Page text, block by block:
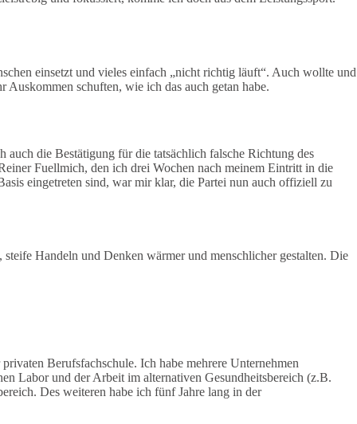
einsetzt und vieles einfach „nicht richtig läuft“. Auch wollte und
schuften, wie ich das auch getan habe.
die Bestätigung für die tatsächlich falsche Richtung des
Fuellmich, den ich drei Wochen nach meinem Eintritt in die
eingetreten sind, war mir klar, die Partei nun auch offiziell zu
Handeln und Denken wärmer und menschlicher gestalten. Die
Berufsfachschule. Ich habe mehrere Unternehmen
Labor und der Arbeit im alternativen Gesundheitsbereich (z.B.
Des weiteren habe ich fünf Jahre lang in der